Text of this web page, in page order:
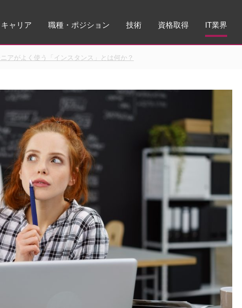
キャリア 職種・ポジション 技術 資格取得 IT業界
アがよく使う「インスタンス」とは何か？